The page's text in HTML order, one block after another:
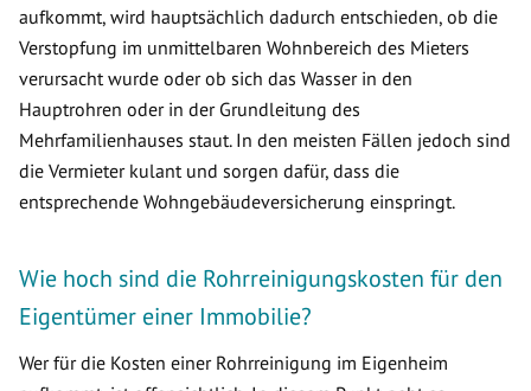
aufkommt, wird hauptsächlich dadurch entschieden, ob die
Verstopfung im unmittelbaren Wohnbereich des Mieters
verursacht wurde oder ob sich das Wasser in den
Hauptrohren oder in der Grundleitung des
Mehrfamilienhauses staut. In den meisten Fällen jedoch sind
die Vermieter kulant und sorgen dafür, dass die
entsprechende Wohngebäudeversicherung einspringt.
Wie hoch sind die Rohrreinigungskosten für den
Eigentümer einer Immobilie?
Wer für die Kosten einer Rohrreinigung im Eigenheim